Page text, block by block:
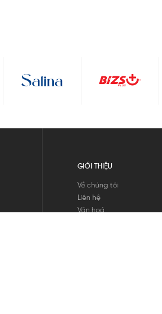
GIỚI THIỆU
Về chúng tôi
Liên hệ
Văn hoá